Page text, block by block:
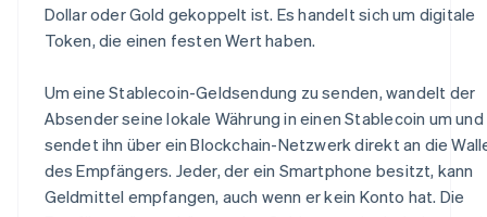
Dollar oder Gold gekoppelt ist. Es handelt sich um digitale
Token, die einen festen Wert haben.
Um eine Stablecoin-Geldsendung zu senden, wandelt der
Absender seine lokale Währung in einen Stablecoin um und
sendet ihn über ein Blockchain-Netzwerk direkt an die
des Empfängers. Jeder, der ein Smartphone besitzt, kann
Geldmittel empfangen, auch wenn er kein Konto hat. Die